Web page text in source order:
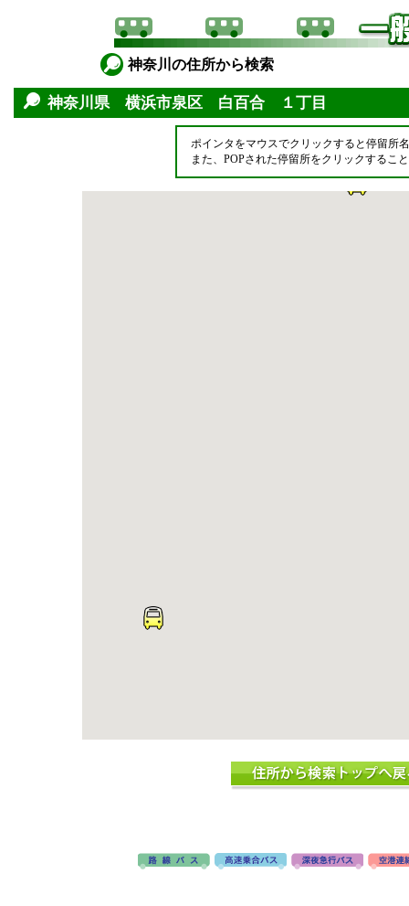
神奈川の住所から検索
神奈川県 横浜市泉区 白百合 １丁目
ポインタをマウスでクリックすると停留所
また、POPされた停留所をクリックするこ